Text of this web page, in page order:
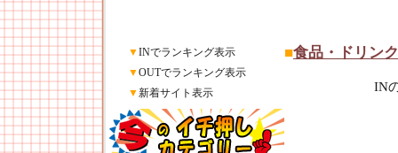
▼INでランキング表示
▼OUTでランキング表示
▼新着サイト表示
■食品・ドリンク
IN